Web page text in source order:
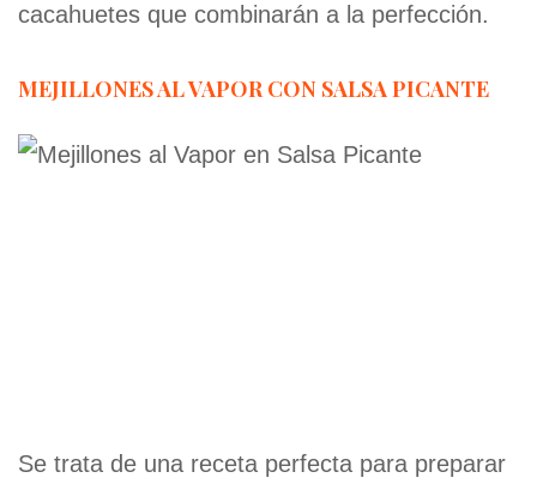
cacahuetes que combinarán a la perfección.
MEJILLONES AL VAPOR CON SALSA PICANTE
Se trata de una receta perfecta para preparar